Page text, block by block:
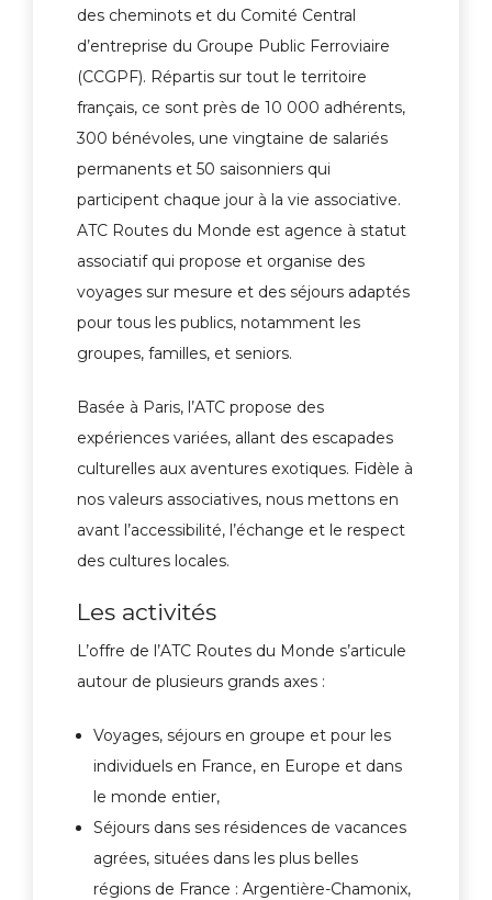
des cheminots et du Comité Central
d’entreprise du Groupe Public Ferroviaire
(CCGPF). Répartis sur tout le territoire
français, ce sont près de 10 000 adhérents,
300 bénévoles, une vingtaine de salariés
permanents et 50 saisonniers qui
participent chaque jour à la vie associative.
ATC Routes du Monde est agence à statut
associatif qui propose et organise des
voyages sur mesure et des séjours adaptés
pour tous les publics, notamment les
groupes, familles, et seniors.
Basée à Paris, l’ATC propose des
expériences variées, allant des escapades
culturelles aux aventures exotiques. Fidèle à
nos valeurs associatives, nous mettons en
avant l’accessibilité, l’échange et le respect
des cultures locales.
Les activités
L’offre de l’ATC Routes du Monde s’articule
autour de plusieurs grands axes :
Voyages, séjours en groupe et pour les
individuels en France, en Europe et dans
le monde entier,
Séjours dans ses résidences de vacances
agrées, situées dans les plus belles
régions de France : Argentière-Chamonix,